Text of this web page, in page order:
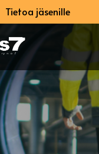
Tietoa jäsenille